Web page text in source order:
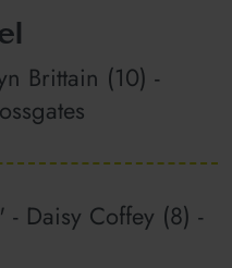
Brittain (10) -
Daisy Coffey (8) -